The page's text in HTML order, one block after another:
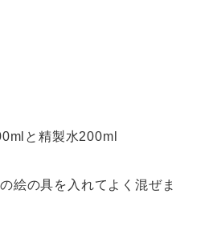
と精製水200ml
絵の具を入れてよく混ぜま